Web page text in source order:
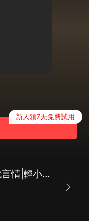
新人領7天免費試用
抱緊少校大人|現代言情|輕小說|腹黑|AI專輯